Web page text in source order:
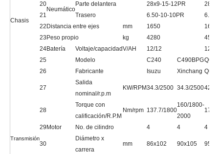
Chasis
20
Neumático
Parte delantera 28x9-15-12PR
21
Trasero 6.50-10-10PR
22 Distancia entre ejes mm 1650
1650
23 Peso propio kg 4280 4500
Transmisión
24Batería Voltaje/capacidadV/AH 12/12
12/12
25
Motor
Modelo C240 C490BPG
26
Fabricante Isuzu Xinchang
27
Salida
nominal/r.p.m
KW/RPM34.3/2500 34.3/250042/
28
Torque con
calificación/R.P.M
Nm/rpm 137.7/1800
160/1800-
2000
174/
29 No. de cilindro 4 4 4
30
Diámetro x
carrera
mm 86x102 90x105